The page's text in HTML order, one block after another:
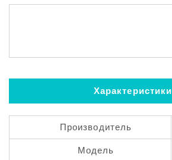
Характеристики
Производитель
Модель